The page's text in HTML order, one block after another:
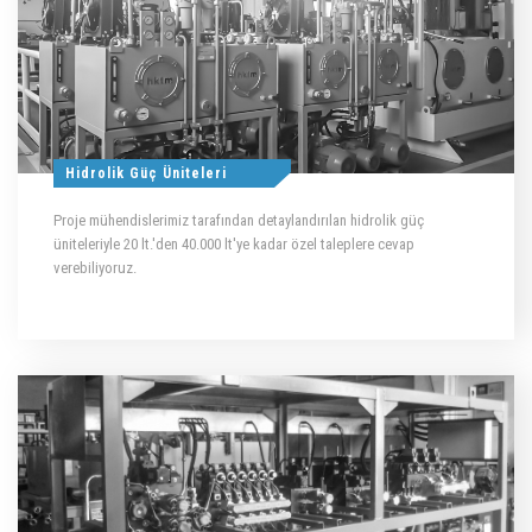
Hidrolik Güç Üniteleri
Proje mühendislerimiz tarafından detaylandırılan hidrolik güç
üniteleriyle 20 lt.'den 40.000 lt'ye kadar özel taleplere cevap
verebiliyoruz.